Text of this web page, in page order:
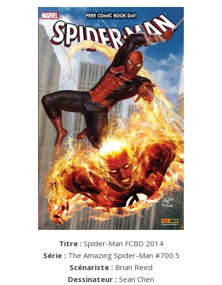
Titre : Spider-Man FCBD 2014
Série : The Amazing Spider-Man #700.5
Scénariste : Brian Reed
Dessinateur : Sean Chen